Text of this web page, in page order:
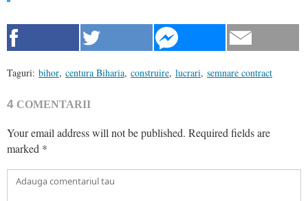
Taguri: bihor, centura Biharia, construire, lucrari, semnare contract
4 COMENTARII
Your email address will not be published. Required fields are
marked *